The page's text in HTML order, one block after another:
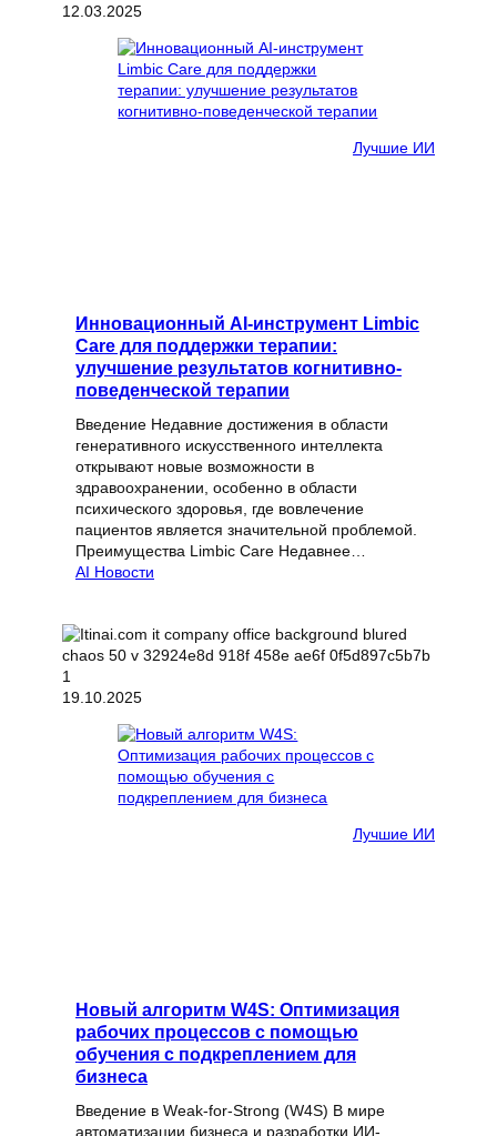
12.03.2025
Лучшие ИИ
Инновационный AI-инструмент Limbic
Care для поддержки терапии:
улучшение результатов когнитивно-
поведенческой терапии
Введение Недавние достижения в области
генеративного искусственного интеллекта
открывают новые возможности в
здравоохранении, особенно в области
психического здоровья, где вовлечение
пациентов является значительной проблемой.
Преимущества Limbic Care Недавнее…
AI Новости
19.10.2025
Лучшие ИИ
Новый алгоритм W4S: Оптимизация
рабочих процессов с помощью
обучения с подкреплением для
бизнеса
Введение в Weak-for-Strong (W4S) В мире
автоматизации бизнеса и разработки ИИ-